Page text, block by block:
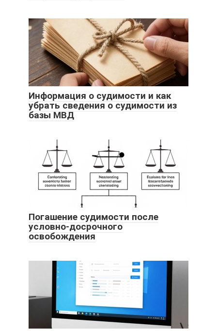
Информация о судимости и как
убрать сведения о судимости из
базы МВД
Погашение судимости после
условно-досрочного
освобождения